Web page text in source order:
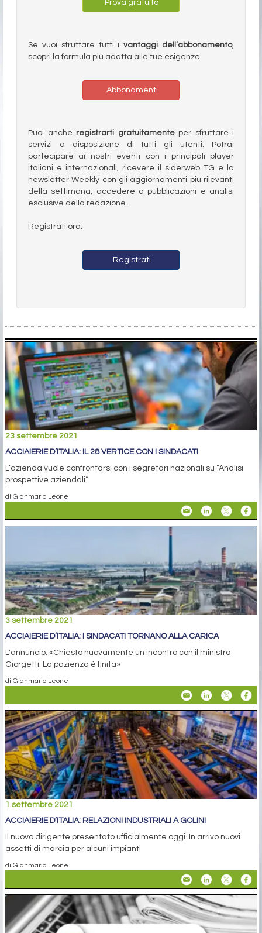
Prova gratuita
Se vuoi sfruttare tutti ivantaggi dell’abbonamento,
scopri la formula più adatta alle tue esigenze.
Abbonamenti
Puoi anche registrarti gratuitamenteper sfruttare i
servizi a disposizione di tutti gli utenti. Potrai
partecipare ai nostri eventi con i principali player
italiani e internazionali, ricevere il siderweb TG e la
newsletter Weekly con gli aggiornamenti più rilevanti
della settimana, accedere a pubblicazioni e analisi
esclusive della redazione.
Registrati ora.
Registrati
23 settembre 2021
ACCIAIERIE D’ITALIA: IL 28 VERTICE CON I SINDACATI
L’azienda vuole confrontarsi con i segretari nazionali su “Analisi
prospettive aziendali“
di Gianmario Leone
3 settembre 2021
ACCIAIERIE D’ITALIA: I SINDACATI TORNANO ALLA CARICA
L'annuncio: «Chiesto nuovamente un incontro con il ministro
Giorgetti. La pazienza è finita»
di Gianmario Leone
1 settembre 2021
ACCIAIERIE D’ITALIA: RELAZIONI INDUSTRIALI A GOLINI
Il nuovo dirigente presentato ufficialmente oggi. In arrivo nuovi
assetti di marcia per alcuni impianti
di Gianmario Leone